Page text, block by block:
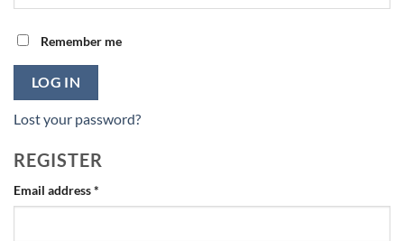
Remember me
LOG IN
Lost your password?
REGISTER
Email address*